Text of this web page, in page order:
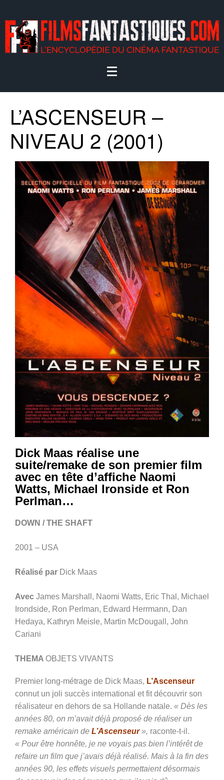
L’ASCENSEUR –
NIVEAU 2 (2001)
Dick Maas réalise une
suite/remake de son premier film
avec en tête d’affiche Naomi
Watts, Michael Ironside et Ron
Perlman…
DOWN / THE SHAFT
2001 – USA
Réalisé par Dick Maas
Avec James Marshall, Naomi Watts, Eric Thal, Michael
Irondside, Ron Perlman, Edward Herrmann, Dan
Hedaya, Kathryn Meisle, Martin McDougall, John
Cariani
THEMA OBJETS VIVANTS
Premier long-métrage de Dick Maas, L’Ascenseur
connut un joli succès international et fit découvrir son
réalisateur en dehors de sa Hollande natale. « Dès les
années 80, on m’avait déjà proposé de réaliser un
remake américain de L’Ascenseur», raconte-t-il.
« Pour être honnête, je ne voyais pas bien l’intérêt de
refaire un film que j’avais déjà réalisé. Mais à la fin des
années 90, les effets visuels permettaient désormais